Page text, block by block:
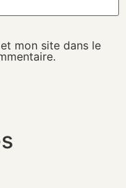
mon site dans le